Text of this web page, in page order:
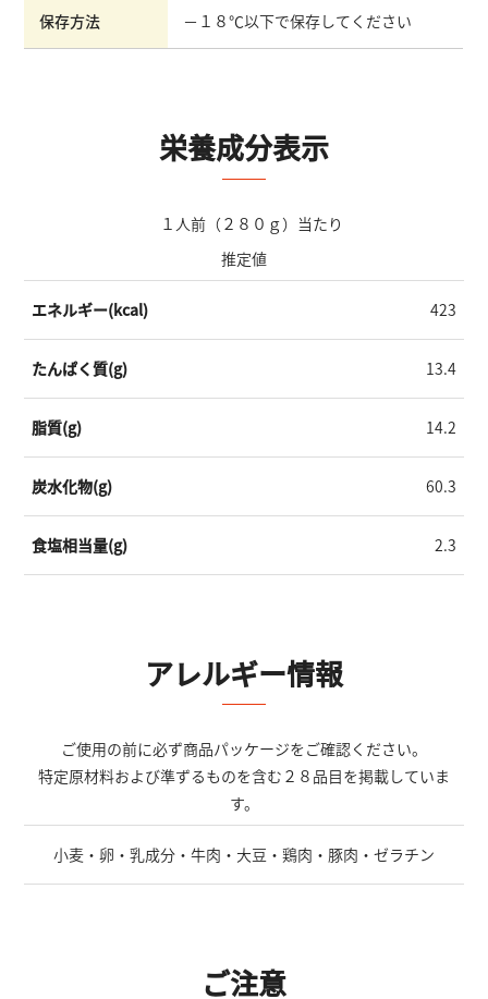
保存方法 －１８℃以下で保存してください
栄養成分表示
１人前（２８０ｇ）当たり
推定値
エネルギー(kcal) 423
たんぱく質(g) 13.4
脂質(g) 14.2
炭水化物(g) 60.3
食塩相当量(g) 2.3
アレルギー情報
ご使用の前に必ず商品パッケージをご確認ください。
特定原材料および準ずるものを含む２８品目を掲載していま
す。
小麦・卵・乳成分・牛肉・大豆・鶏肉・豚肉・ゼラチン
ご注意